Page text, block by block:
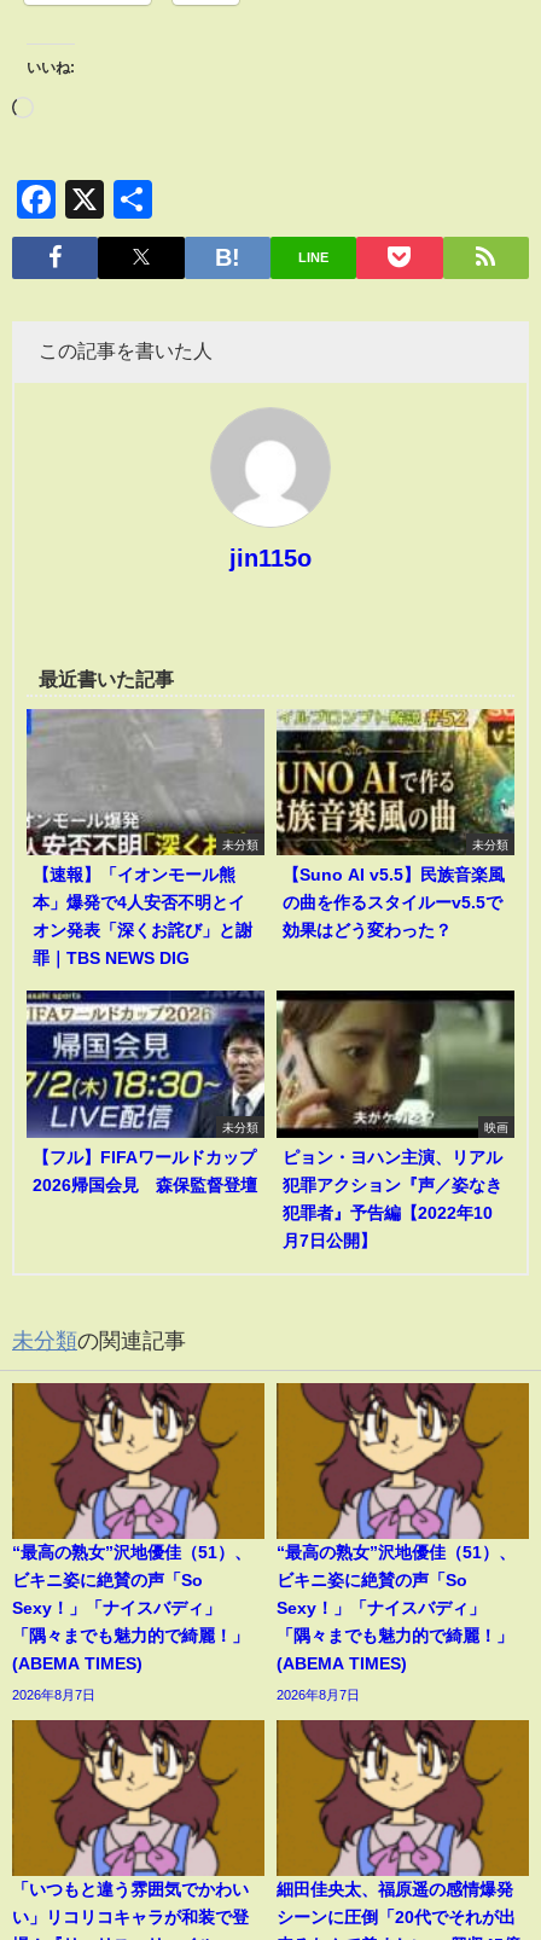
いいね:
Facebook
X
有
LINE
この記事を書いた人
jin115o
最近書いた記事
未分類
【速報】「イオンモール熊
本」爆発で4人安否不明とイ
オン発表「深くお詫び」と謝
罪｜TBS NEWS DIG
未分類
【Suno AI v5.5】民族音楽風
の曲を作るスタイルーv5.5で
効果はどう変わった？
未分類
【フル】FIFAワールドカップ
2026帰国会見 森保監督登壇
映画
ピョン・ヨハン主演、リアル
犯罪アクション『声／姿なき
犯罪者』予告編【2022年10
月7日公開】
未分類の関連記事
“最高の熟女”沢地優佳（51）、
ビキニ姿に絶賛の声「So
Sexy！」「ナイスバディ」
「隅々までも魅力的で綺麗！」
(ABEMA TIMES)
2026年8月7日
“最高の熟女”沢地優佳（51）、
ビキニ姿に絶賛の声「So
Sexy！」「ナイスバディ」
「隅々までも魅力的で綺麗！」
(ABEMA TIMES)
2026年8月7日
「いつもと違う雰囲気でかわい
い」リコリコキャラが和装で登
細田佳央太、福原遥の感情爆発
シーンに圧倒「20代でそれが出